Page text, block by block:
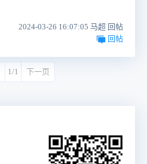
2024-03-26 16:07:05 马超 回帖
回帖
1/1 下一页